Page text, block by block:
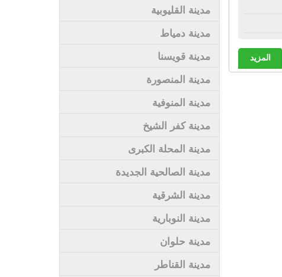
المزيد
مدينة القليوبية
مدينة دمياط
مدينة قويسنا
مدينة المنصورة
مدينة المنوفية
مدينة كفر الشيخ
مدينة المحلة الكبرى
مدينة الصالحية الجديدة
مدينة الشرقية
مدينة النوبارية
مدينة حلوان
مدينة القناطر